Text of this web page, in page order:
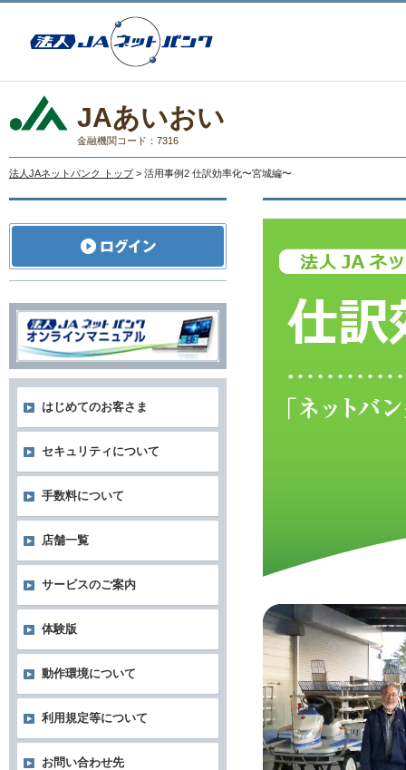
JAあいおい
金融機関コード：7316
法人JAネットバンク トップ > 活用事例2 仕訳効率化〜宮城編〜
はじめてのお客さま
セキュリティについて
手数料について
店舗一覧
サービスのご案内
体験版
動作環境について
利用規定等について
お問い合わせ先